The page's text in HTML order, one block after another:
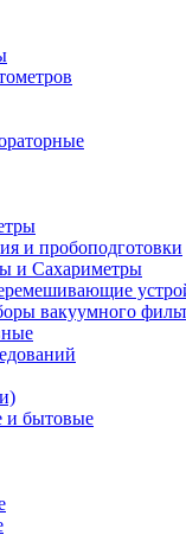
и пробоподготовки
и Сахариметры
вакуумного
и бытовые